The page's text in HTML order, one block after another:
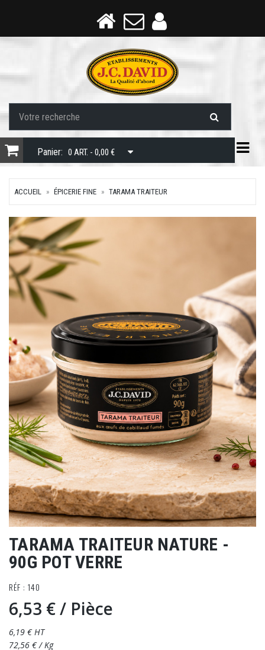
Panier: 0 ART. - 0,00 €
ACCUEIL ÉPICERIE FINE TARAMA TRAITEUR
TARAMA TRAITEUR NATURE -
90G POT VERRE
RÉF : 140
6,53 €/ Pièce
6,19 € HT
72,56 € / Kg